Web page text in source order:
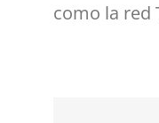
como la red